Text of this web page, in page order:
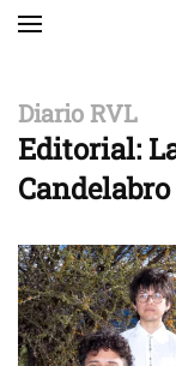
Diario RVL
Editorial:
Candelabro